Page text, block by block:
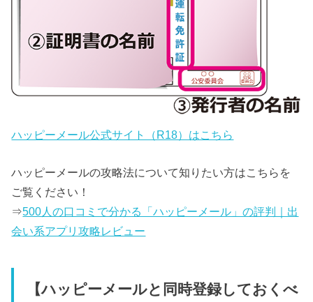
ハッピーメール公式サイト（R18）はこちら
ハッピーメールの攻略法について知りたい方はこちらを
ご覧ください！
⇒500人の口コミで分かる「ハッピーメール」の評判｜出
会い系アプリ攻略レビュー
【ハッピーメールと同時登録しておくべ